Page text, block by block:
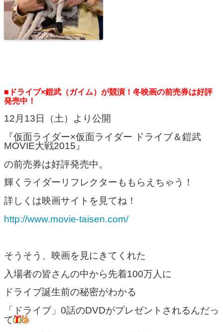
■ドライブ×鎧武（ガイム）が競演！冬映画の前売券は好評
発売中！
12月13日（土）より公開
『仮面ライダー×仮面ライダー ドライブ＆鎧武
MOVIE大戦2015』
の前売券は好評発売中。
輝くライダーリフレクターももらえちゃう！
詳しくは映画サイトを見てね！
http://www.movie-taisen.com/
そうそう、映画を見にきてくれた
入場者の皆さんの中から先着100万人に
ドライブ誕生前の秘密がわかる
「ドライブ」0話のDVDがプレゼントされるんだっ
て